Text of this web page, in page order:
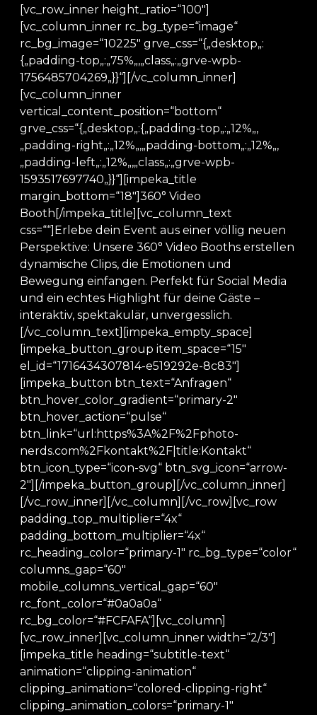
[vc_row_inner height_ratio=“100″]
[vc_column_inner rc_bg_type=“image“
rc_bg_image=“10225″ grve_css=“{„desktop„:
{„padding-top„:„75%„,„class„:„grve-wpb-
1756485704269„}}“][/vc_column_inner]
[vc_column_inner
vertical_content_position=“bottom“
grve_css=“{„desktop„:{„padding-top„:„12%„,
„padding-right„:„12%„,„padding-bottom„:„12%„,
„padding-left„:„12%„,„class„:„grve-wpb-
1593517697740„}}“][impeka_title
margin_bottom=“18″]360° Video
Booth[/impeka_title][vc_column_text
css=““]Erlebe dein Event aus einer völlig neuen
Perspektive: Unsere 360° Video Booths erstellen
dynamische Clips, die Emotionen und
Bewegung einfangen. Perfekt für Social Media
und ein echtes Highlight für deine Gäste –
interaktiv, spektakulär, unvergesslich.
[/vc_column_text][impeka_empty_space]
[impeka_button_group item_space=“15″
el_id=“1716434307814-e519292e-8c83″]
[impeka_button btn_text=“Anfragen“
btn_hover_color_gradient=“primary-2″
btn_hover_action=“pulse“
btn_link=“url:https%3A%2F%2Fphoto-
nerds.com%2Fkontakt%2F|title:Kontakt“
btn_icon_type=“icon-svg“ btn_svg_icon=“arrow-
2″][/impeka_button_group][/vc_column_inner]
[/vc_row_inner][/vc_column][/vc_row][vc_row
padding_top_multiplier=“4x“
padding_bottom_multiplier=“4x“
rc_heading_color=“primary-1″ rc_bg_type=“color“
columns_gap=“60″
mobile_columns_vertical_gap=“60″
rc_font_color=“#0a0a0a“
rc_bg_color=“#FCFAFA“][vc_column]
[vc_row_inner][vc_column_inner width=“2/3″]
[impeka_title heading=“subtitle-text“
animation=“clipping-animation“
clipping_animation=“colored-clipping-right“
clipping_animation_colors=“primary-1″